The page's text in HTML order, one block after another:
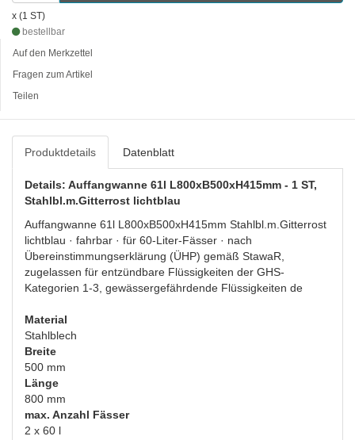
x (1 ST)
bestellbar
Auf den Merkzettel
Fragen zum Artikel
Teilen
Produktdetails Datenblatt
Details: Auffangwanne 61l L800xB500xH415mm - 1 ST,
Stahlbl.m.Gitterrost lichtblau
Auffangwanne 61l L800xB500xH415mm Stahlbl.m.Gitterrost
lichtblau · fahrbar · für 60-Liter-Fässer · nach
Übereinstimmungserklärung (ÜHP) gemäß StawaR,
zugelassen für entzündbare Flüssigkeiten der GHS-
Kategorien 1-3, gewässergefährdende Flüssigkeiten de
Material
Stahlblech
Breite
500 mm
Länge
800 mm
max. Anzahl Fässer
2 x 60 l